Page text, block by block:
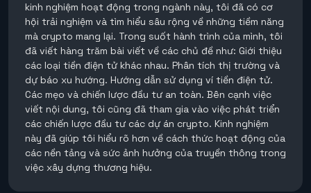
kinh nghiệm hoạt động trong ngành này, tôi đã có cơ
hội trải nghiệm và tìm hiểu sâu rộng về những tiềm năng
mà crypto mang lại. Trong suốt hành trình của mình, tôi
đã viết hàng trăm bài viết về các chủ đề như: Giới thiệu
các loại tiền điện tử khác nhau. Phân tích thị trường và
dự báo xu hướng. Hướng dẫn sử dụng ví tiền điện tử.
Các mẹo và chiến lược đầu tư an toàn. Bên cạnh việc
viết nội dung, tôi cũng đã tham gia vào việc phát triển
các chiến lược đầu tư các dự án crypto. Kinh nghiệm
này đã giúp tôi hiểu rõ hơn về cách thức hoạt động của
các nền tảng và sức ảnh hưởng của truyền thông trong
việc xây dựng thương hiệu.